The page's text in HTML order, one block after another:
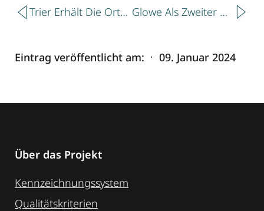
Zurück Trier Erhält Die Ortszertifizierung „Reisen Für Alle“ Glowe Als Zweiter Ort In Mecklenburg-Vorpommern Nach „Reisen Für Alle“ Ausgezeichnet
Eintrag veröffentlicht am: 09. Januar 2024
Über das Projekt
Kennzeichnungssystem
Qualitätskriterien